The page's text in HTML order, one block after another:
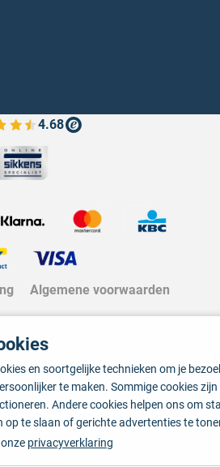
4.68
de verfplaza beoordelingen
Algemene voorwaarden
en soortgelijke technieken om je
te maken. Sommige cookies
Andere cookies helpen ons om
op te slaan of gerichte advertenties te
privacyverklaring